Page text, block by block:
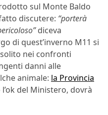
sul Monte Baldo
discutere: “porterà
diceva
di quest’inverno M11 si
nei confronti
danni alle
animale: la Provincia
del Ministero, dovrà